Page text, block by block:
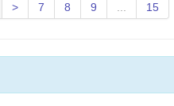
> 7 8 9 ... 15